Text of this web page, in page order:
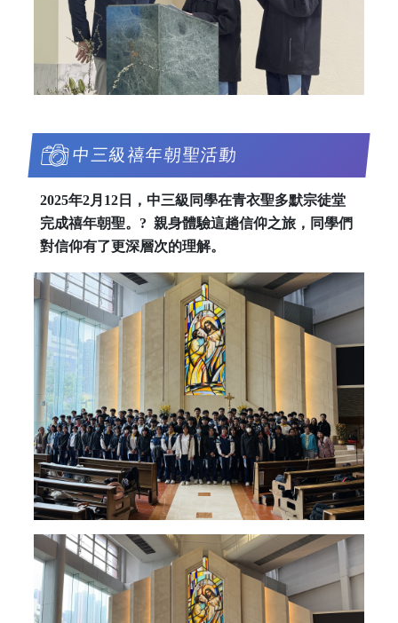
中三級禧年朝聖活動
2025年2月12日，中三級同學在青衣聖多默宗徒堂
完成禧年朝聖。? 親身體驗這趟信仰之旅，同學們
對信仰有了更深層次的理解。